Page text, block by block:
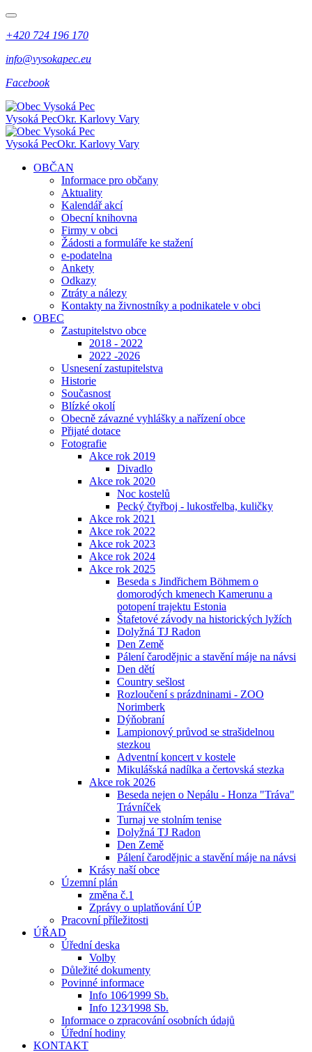
+420 724 196 170
info@vysokapec.eu
Facebook
Vysoká PecOkr. Karlovy Vary
Vysoká PecOkr. Karlovy Vary
OBČAN
Informace pro občany
Aktuality
Kalendář akcí
Obecní knihovna
Firmy v obci
Žádosti a formuláře ke stažení
e-podatelna
Ankety
Odkazy
Ztráty a nálezy
Kontakty na živnostníky a podnikatele v obci
OBEC
Zastupitelstvo obce
2018 - 2022
2022 -2026
Usnesení zastupitelstva
Historie
Současnost
Blízké okolí
Obecně závazné vyhlášky a nařízení obce
Přijaté dotace
Fotografie
Akce rok 2019
Divadlo
Akce rok 2020
Noc kostelů
Pecký čtyřboj - lukostřelba, kuličky
Akce rok 2021
Akce rok 2022
Akce rok 2023
Akce rok 2024
Akce rok 2025
Beseda s Jindřichem Böhmem o
domorodých kmenech Kamerunu a
potopení trajektu Estonia
Štafetové závody na historických lyžích
Dolyžná TJ Radon
Den Země
Pálení čarodějnic a stavění máje na návsi
Den dětí
Country sešlost
Rozloučení s prázdninami - ZOO
Norimberk
Dýňobraní
Lampionový průvod se strašidelnou
stezkou
Adventní koncert v kostele
Mikulášská nadílka a čertovská stezka
Akce rok 2026
Beseda nejen o Nepálu - Honza "Tráva"
Trávníček
Turnaj ve stolním tenise
Dolyžná TJ Radon
Den Země
Pálení čarodějnic a stavění máje na návsi
Krásy naší obce
Územní plán
změna č.1
Zprávy o uplatňování ÚP
Pracovní příležitosti
ÚŘAD
Úřední deska
Volby
Důležité dokumenty
Povinné informace
Info 106⁄1999 Sb.
Info 123⁄1998 Sb.
Informace o zpracování osobních údajů
Úřední hodiny
KONTAKT